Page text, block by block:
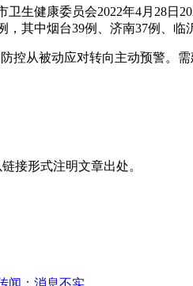
生健康委员会2022年4月28日
其中烟台39例、济南37例、临
控从被动应对转向主动预警
接形式注明文章出处。